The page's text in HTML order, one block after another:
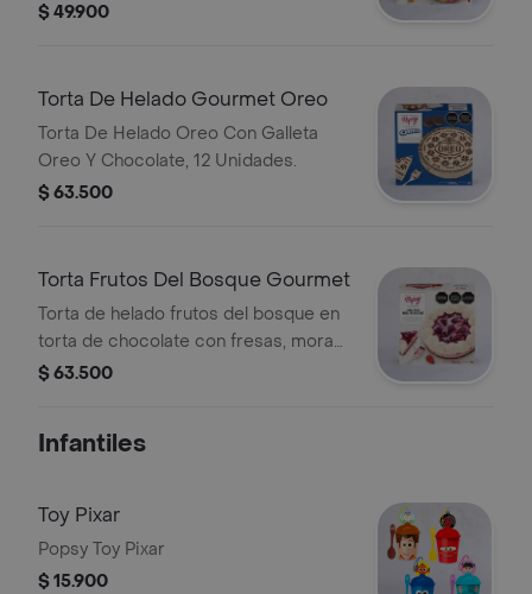
Salsa Chocolate, 8 Unidades.
$ 49.900
Torta De Helado Gourmet Oreo
Torta De Helado Oreo Con Galleta
Oreo Y Chocolate, 12 Unidades.
$ 63.500
Torta Frutos Del Bosque Gourmet
Torta de helado frutos del bosque en
torta de chocolate con fresas, moras
y cerezas, 12 unidades.
$ 63.500
Infantiles
Toy Pixar
Popsy Toy Pixar
$ 15.900